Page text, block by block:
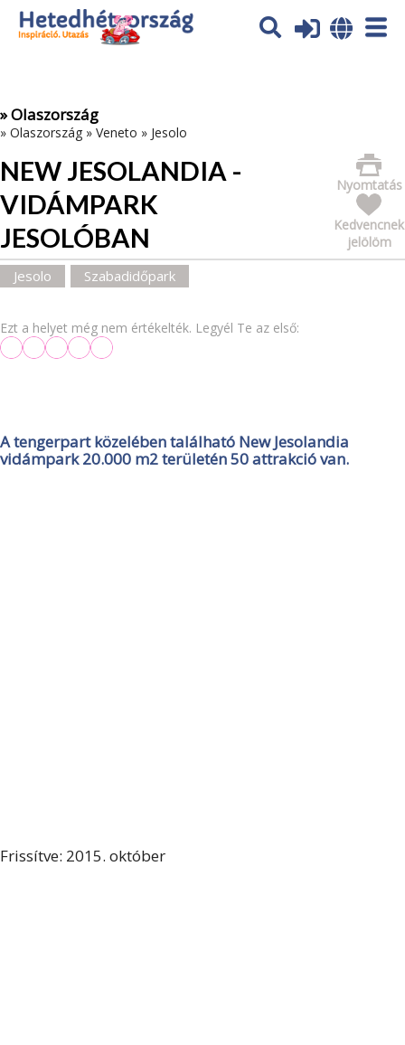
Az oldal sütiket (cookies) használ. További tájékoztatás itt:
Adatvédelmi tájékoztató
» Olaszország
» Olaszország » Veneto » Jesolo
NEW JESOLANDIA -
VIDÁMPARK
JESOLÓBAN
Nyomtatás
Kedvencnek
jelölöm
Jesolo Szabadidőpark
Ezt a helyet még nem értékelték. Legyél Te az első:
A tengerpart közelében található New Jesolandia
vidámpark 20.000 m2 területén 50 attrakció van.
Frissítve: 2015. október